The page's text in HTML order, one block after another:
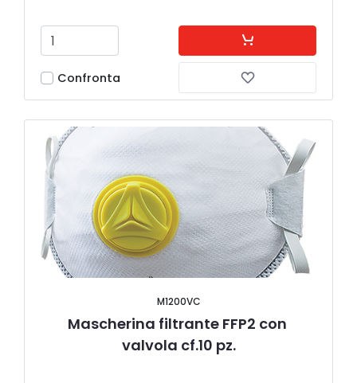
Confronta
M1200VC
Mascherina filtrante FFP2 con
valvola cf.10 pz.